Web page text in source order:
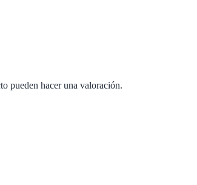
pueden hacer una valoración.